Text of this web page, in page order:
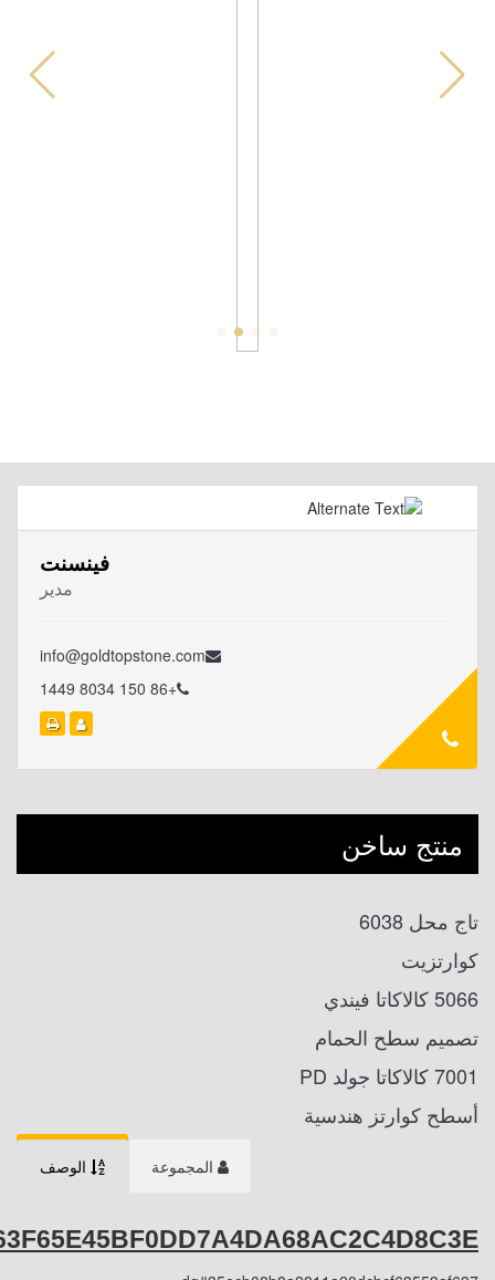
فينسنت
مدير
info@goldtopstone.com
+86 150 8034 1449
منتج ساخن
تاج محل 6038
كوارتزيت
5066 كالاكاتا فيندي
تصميم سطح الحمام
7001 كالاكاتا جولد PD
أسطح كوارتز هندسية
الوصف المجموعة